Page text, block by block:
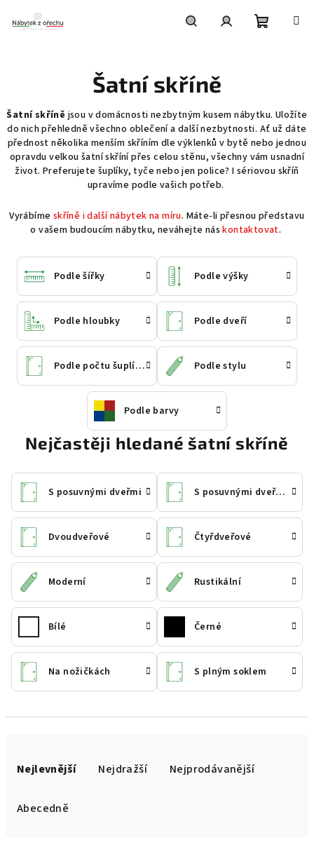
obsah
Šatní skříně
Šatní skříně jsou v domácnosti nezbytným kusem nábytku. Uložíte
do nich přehledně všechno oblečení a další nezbytnosti. Ať už dáte
přednost několika menším skříním dle výklenků v bytě nebo jednou
opravdu velkou šatní skříní přes celou stěnu, všechny vám usnadní
život. Preferujete šuplíky, tyče nebo jen police? I sériovou skříň
upravíme podle vašich potřeb.
Vyrábíme skříně i další nábytek na míru. Máte-li přesnou představu
o vašem budoucím nábytku, neváhejte náskontaktovat.
Podle šířky Podle výšky
Podle hloubky Podle dveří
Podle počtu šuplíků Podle stylu
Podle barvy
Nejčastěji hledané šatní skříně
S posuvnými dveřmi S posuvnými dveřmi a zrcadlem
Dvoudveřové Čtyřdveřové
Moderní Rustikální
Bílé Černé
Na nožičkách S plným soklem
Nejlevnější Nejdražší Nejprodávanější
Abecedně